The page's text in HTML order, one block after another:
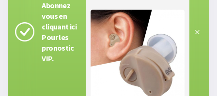
Abonnez
vous en
cliquant ici
Pour les
pronostic
VIP.